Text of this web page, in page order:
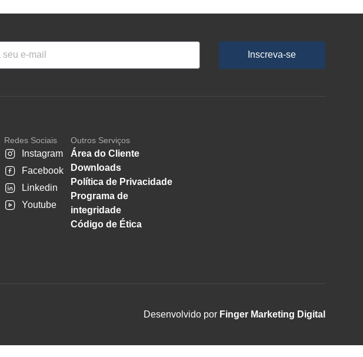
Inscreva-se
Redes Sociais
Instagram
Facebook
Linkedin
Youtube
Outros Serviços
Área do Cliente
Downloads
Política de Privacidade
Programa de
integridade
Código de Ética
Desenvolvido por Finger Marketing Digital